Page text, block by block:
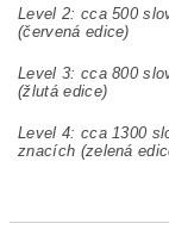
Level 2: cca 500
(červená edice)
Level 3: cca 800
(žlutá edice)
Level 4: cca 1300
znacích (zelená